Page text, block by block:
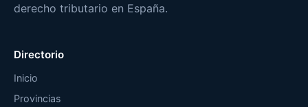
derecho tributario en España.
Directorio
Inicio
Provincias